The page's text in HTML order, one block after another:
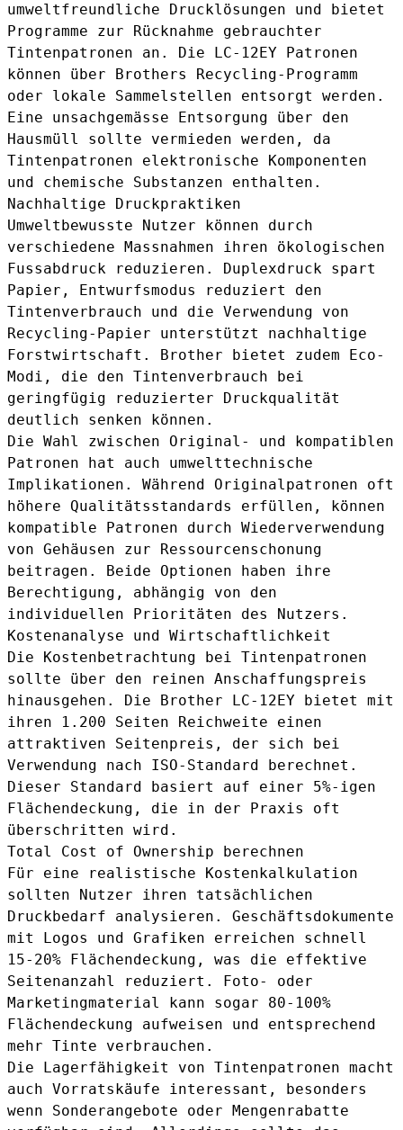
umweltfreundliche Drucklösungen und bietet
Programme zur Rücknahme gebrauchter
Tintenpatronen an. Die LC-12EY Patronen
können über Brothers Recycling-Programm
oder lokale Sammelstellen entsorgt werden.
Eine unsachgemässe Entsorgung über den
Hausmüll sollte vermieden werden, da
Tintenpatronen elektronische Komponenten
und chemische Substanzen enthalten.
Nachhaltige Druckpraktiken
Umweltbewusste Nutzer können durch
verschiedene Massnahmen ihren ökologischen
Fussabdruck reduzieren. Duplexdruck spart
Papier, Entwurfsmodus reduziert den
Tintenverbrauch und die Verwendung von
Recycling-Papier unterstützt nachhaltige
Forstwirtschaft. Brother bietet zudem Eco-
Modi, die den Tintenverbrauch bei
geringfügig reduzierter Druckqualität
deutlich senken können.
Die Wahl zwischen Original- und kompatiblen
Patronen hat auch umwelttechnische
Implikationen. Während Originalpatronen oft
höhere Qualitätsstandards erfüllen, können
kompatible Patronen durch Wiederverwendung
von Gehäusen zur Ressourcenschonung
beitragen. Beide Optionen haben ihre
Berechtigung, abhängig von den
individuellen Prioritäten des Nutzers.
Kostenanalyse und Wirtschaftlichkeit
Die Kostenbetrachtung bei Tintenpatronen
sollte über den reinen Anschaffungspreis
hinausgehen. Die Brother LC-12EY bietet mit
ihren 1.200 Seiten Reichweite einen
attraktiven Seitenpreis, der sich bei
Verwendung nach ISO-Standard berechnet.
Dieser Standard basiert auf einer 5%-igen
Flächendeckung, die in der Praxis oft
überschritten wird.
Total Cost of Ownership berechnen
Für eine realistische Kostenkalkulation
sollten Nutzer ihren tatsächlichen
Druckbedarf analysieren. Geschäftsdokumente
mit Logos und Grafiken erreichen schnell
15-20% Flächendeckung, was die effektive
Seitenanzahl reduziert. Foto- oder
Marketingmaterial kann sogar 80-100%
Flächendeckung aufweisen und entsprechend
mehr Tinte verbrauchen.
Die Lagerfähigkeit von Tintenpatronen macht
auch Vorratskäufe interessant, besonders
wenn Sonderangebote oder Mengenrabatte